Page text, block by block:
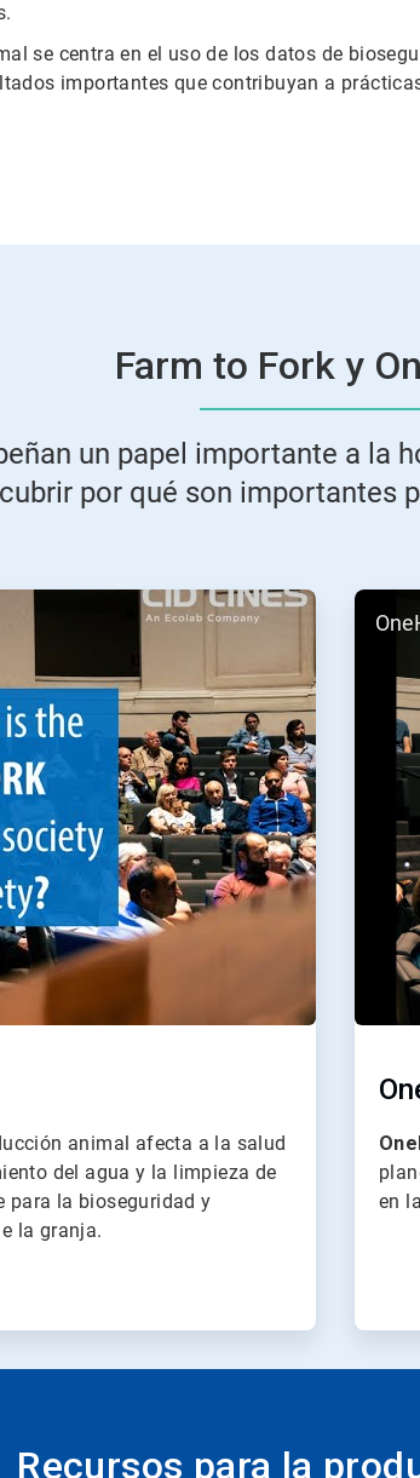
se centra en el uso de los datos de
importantes que contribuyan a
Farm to Fork y
un papel importante a la
por qué son importantes
animal afecta a la salud
del agua y la limpieza de
para la bioseguridad y
la granja.
ArticleTile
en
Recursos para la